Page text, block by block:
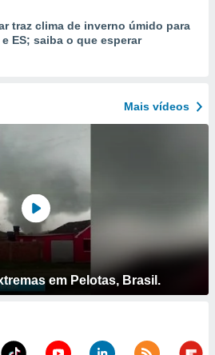
traz clima de inverno úmido para
e ES; saiba o que esperar
Mais vídeos
em Pelotas, Brasil.